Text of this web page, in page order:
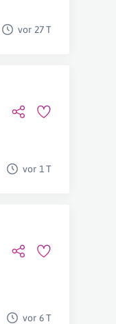
vor 27 T
vor 1 T
vor 6 T